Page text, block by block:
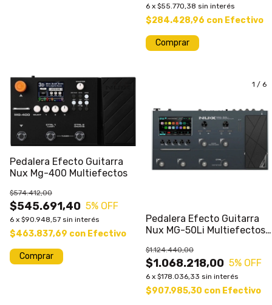
6 x $55.770,38 sin interés
$284.428,96 con Efectivo
Pedalera Efecto Guitarra
Nux Mg-400 Multiefectos
$545.691,40
$574.412,00
5% OFF
6 x $90.948,57 sin interés
$463.837,69 con Efectivo
1 / 6
Pedalera Efecto Guitarra
Nux MG-50Li Multiefectos
$1.068.218,00
$1.124.440,00
5% OFF
6 x $178.036,33 sin interés
$907.985,30 con Efectivo